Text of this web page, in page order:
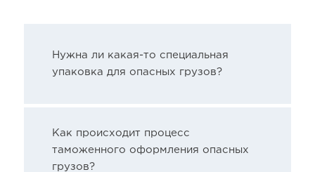
Нужна ли какая-то специальная
упаковка для опасных грузов?
Как происходит процесс
таможенного оформления опасных
грузов?